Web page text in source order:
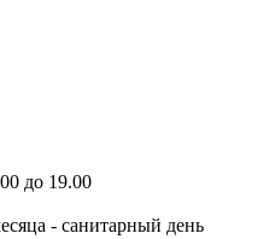
до 19.00
- санитарный день